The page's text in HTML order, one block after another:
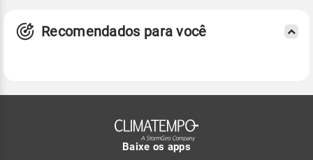
Recomendados para você
Baixe os apps